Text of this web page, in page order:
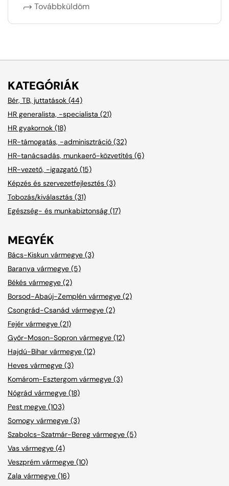
Továbbküldöm
KATEGÓRIÁK
Bér, TB, juttatások (44)
HR generalista, -specialista (21)
HR gyakornok (18)
HR-támogatás, -adminisztráció (32)
HR-tanácsadás, munkaerő-közvetítés (6)
HR-vezető, -igazgató (15)
Képzés és szervezetfejlesztés (3)
Tobozás/kiválasztás (31)
Egészség- és munkabiztonság (17)
MEGYÉK
Bács-Kiskun vármegye (3)
Baranya vármegye (5)
Békés vármegye (2)
Borsod-Abaúj-Zemplén vármegye (2)
Csongrád-Csanád vármegye (2)
Fejér vármegye (21)
Győr-Moson-Sopron vármegye (12)
Hajdú-Bihar vármegye (12)
Heves vármegye (3)
Komárom-Esztergom vármegye (3)
Nógrád vármegye (18)
Pest megye (103)
Somogy vármegye (3)
Szabolcs-Szatmár-Bereg vármegye (5)
Vas vármegye (4)
Veszprém vármegye (10)
Zala vármegye (16)